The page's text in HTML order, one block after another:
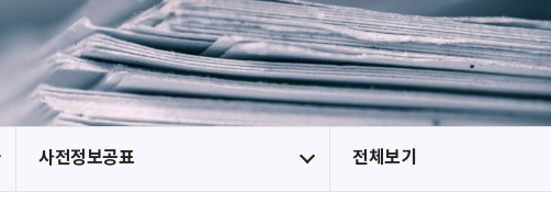
사전정보공표 전체보기